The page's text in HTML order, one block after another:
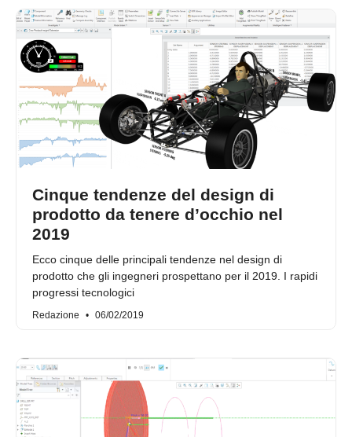
Cinque tendenze del design di
prodotto da tenere d’occhio nel
2019
Ecco cinque delle principali tendenze nel design di
prodotto che gli ingegneri prospettano per il 2019. I rapidi
progressi tecnologici
Redazione 06/02/2019